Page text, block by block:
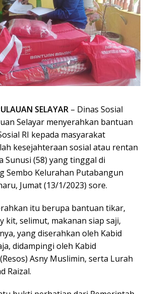
SELAYAR – Dinas Sosial
Selayar menyerahkan bantuan
RI kepada masyarakat
kesejahteraan sosial atau rentan
Sunusi (58) yang tinggal di
Sembo Kelurahan Putabangun
Jumat (13/1/2023) sore.
itu berupa bantuan tikar,
kit, selimut, makanan siap saji,
yang diserahkan oleh Kabid
didampingi oleh Kabid
Asny Muslimin, serta Lurah
Raizal.